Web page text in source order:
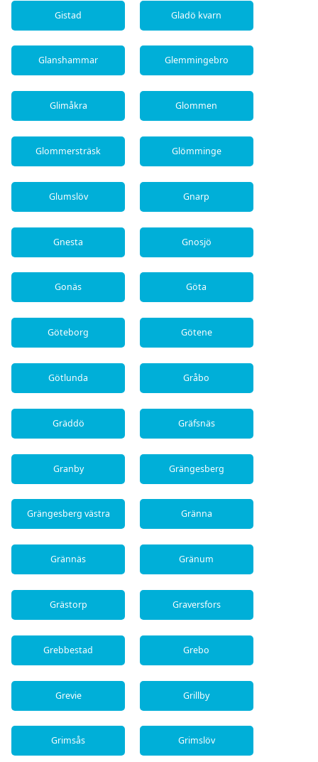
Gistad Gladö kvarn
Glanshammar Glemmingebro
Glimåkra Glommen
Glommersträsk Glömminge
Glumslöv Gnarp
Gnesta Gnosjö
Gonäs Göta
Göteborg Götene
Götlunda Gråbo
Gräddö Gräfsnäs
Granby Grängesberg
Grängesberg västra Gränna
Grännäs Gränum
Grästorp Graversfors
Grebbestad Grebo
Grevie Grillby
Grimsås Grimslöv